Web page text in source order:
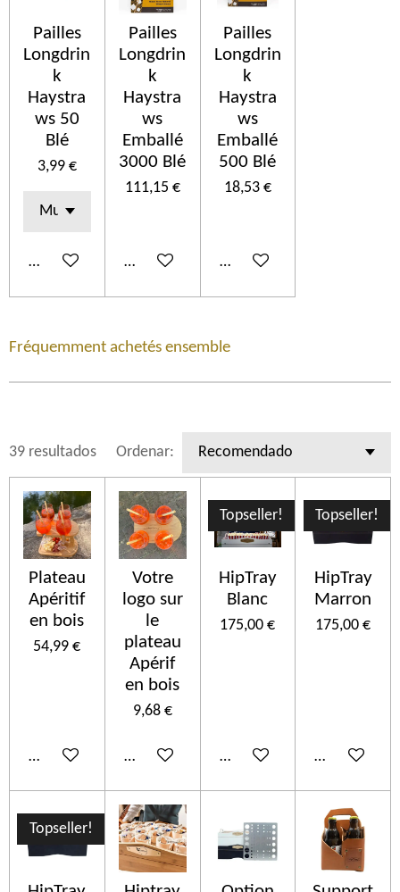
Pailles
Longdrin
k
Haystra
ws 50
Blé
3,99 €
Añadir al carrito
Pailles
Longdrin
k
Haystra
ws
Emballé
3000 Blé
111,15 €
Añadir al carrito
Pailles
Longdrin
k
Haystra
ws
Emballé
500 Blé
18,53 €
Añadir al carrito
Fréquemment achetés ensemble
39 resultados Ordenar:
Plateau
Apéritif
en bois
54,99 €
Añadir al carrito
Votre
logo sur
le
plateau
Apérif
en bois
9,68 €
Añadir al carrito
Topseller!
HipTray
Blanc
175,00 €
Añadir al carrito
Topseller!
HipTray
Marron
175,00 €
Añadir al
Topseller!